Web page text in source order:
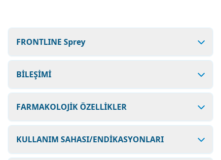
FRONTLINE Sprey
BİLEŞİMİ
FARMAKOLOJİK ÖZELLİKLER
KULLANIM SAHASI/ENDİKASYONLARI